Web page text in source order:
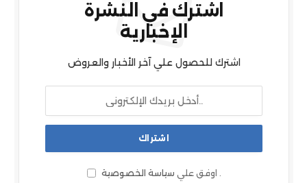
اشترك في النشرة
الإخبارية
اشترك للحصول علي آخر الأخبار والعروض
اوفق علي سياسة الخصوصية .